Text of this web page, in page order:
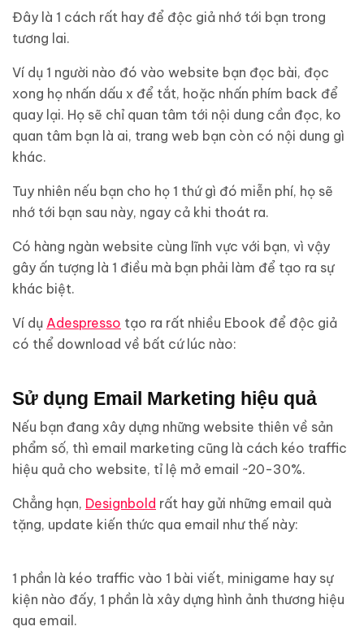
Đây là 1 cách rất hay để độc giả nhớ tới bạn trong
tương lai.
Ví dụ 1 người nào đó vào website bạn đọc bài, đọc
xong họ nhấn dấu x để tắt, hoặc nhấn phím back để
quay lại. Họ sẽ chỉ quan tâm tới nội dung cần đọc, ko
quan tâm bạn là ai, trang web bạn còn có nội dung gì
khác.
Tuy nhiên nếu bạn cho họ 1 thứ gì đó miễn phí, họ sẽ
nhớ tới bạn sau này, ngay cả khi thoát ra.
Có hàng ngàn website cùng lĩnh vực với bạn, vì vậy
gây ấn tượng là 1 điều mà bạn phải làm để tạo ra sự
khác biệt.
Ví dụ Adespresso tạo ra rất nhiều Ebook để độc giả
có thể download về bất cứ lúc nào:
Sử dụng Email Marketing hiệu quả
Nếu bạn đang xây dựng những website thiên về sản
phẩm số, thì email marketing cũng là cách kéo traffic
hiệu quả cho website, tỉ lệ mở email ~20-30%.
Chẳng hạn, Designbold rất hay gửi những email quà
tặng, update kiến thức qua email như thế này:
1 phần là kéo traffic vào 1 bài viết, minigame hay sự
kiện nào đấy, 1 phần là xây dựng hình ảnh thương hiệu
qua email.